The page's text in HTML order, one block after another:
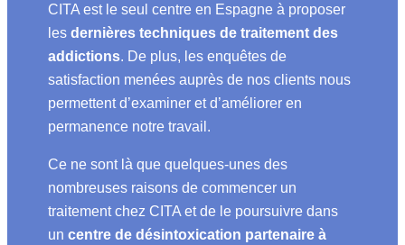
CITA est le seul centre en Espagne à proposer
les dernières techniques de traitement des
addictions. De plus, les enquêtes de
satisfaction menées auprès de nos clients nous
permettent d’examiner et d’améliorer en
permanence notre travail.
Ce ne sont là que quelques-unes des
nombreuses raisons de commencer un
traitement chez CITA et de le poursuivre dans
un centre de désintoxication partenaire à